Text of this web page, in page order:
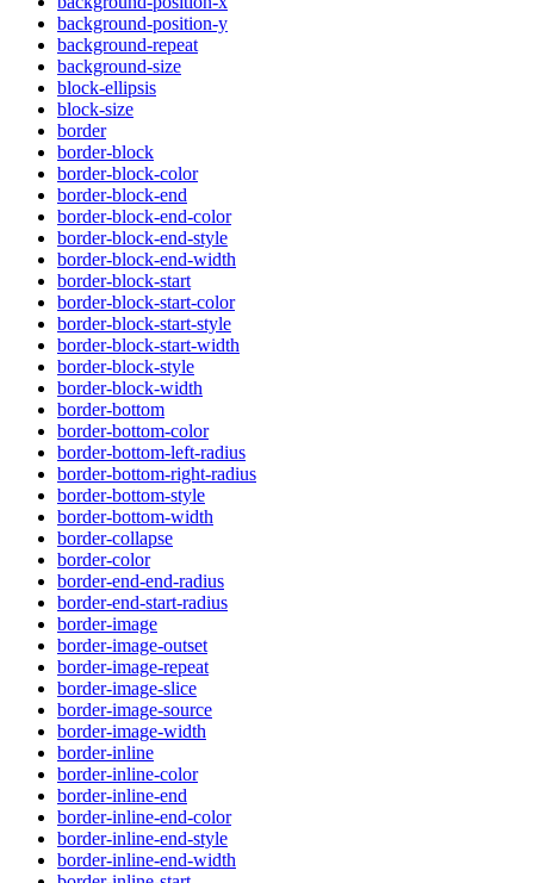
background-position-y
background-repeat
background-size
block-ellipsis
block-size
border
border-block
border-block-color
border-block-end
border-block-end-color
border-block-end-style
border-block-end-width
border-block-start
border-block-start-color
border-block-start-style
border-block-start-width
border-block-style
border-block-width
border-bottom
border-bottom-color
border-bottom-left-radius
border-bottom-right-radius
border-bottom-style
border-bottom-width
border-collapse
border-color
border-end-end-radius
border-end-start-radius
border-image
border-image-outset
border-image-repeat
border-image-slice
border-image-source
border-image-width
border-inline
border-inline-color
border-inline-end
border-inline-end-color
border-inline-end-style
border-inline-end-width